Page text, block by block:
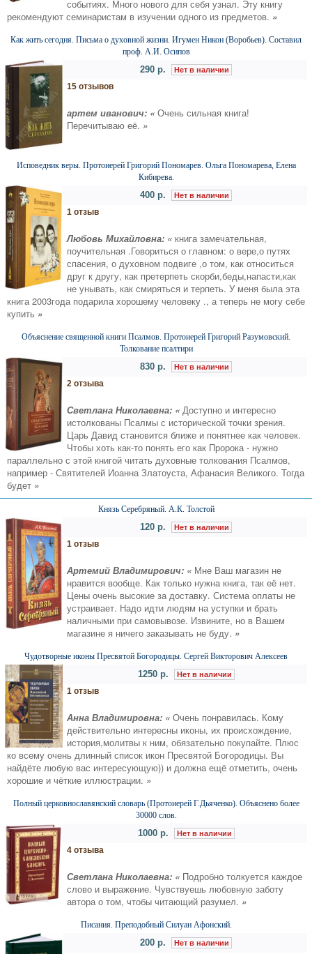
событиях. Много нового для себя узнал. Эту книгу
рекомендуют семинаристам в изучении одного из предметов. »
Как жить сегодня. Письма о духовной жизни. Игумен Никон (Воробьев). Составил
проф. А.И. Осипов
290 р. Нет в наличии
15 отзывов
артем иванович: « Очень сильная книга!
Перечитываю её. »
Исповедник веры. Протоиерей Григорий Пономарев. Ольга Пономарева, Елена
Кибирева.
400 р. Нет в наличии
1 отзыв
Любовь Михайловна: « книга замечательная,
поучительная .Говориться о главном: о вере,о путях
спасения, о духовном подвиге ,о том, как относиться
друг к другу, как претерпеть скорби,беды,напасти,как
не унывать, как смиряться и терпеть. У меня была эта
книга 2003года подарила хорошему человеку ., а теперь не могу себе
купить »
Объяснение священной книги Псалмов. Протоиерей Григорий Разумовский.
Толкование псалтири
830 р. Нет в наличии
2 отзыва
Светлана Николаевна: « Доступно и интересно
истолкованы Псалмы с исторической точки зрения.
Царь Давид становится ближе и понятнее как человек.
Чтобы хоть как-то понять его как Пророка - нужно
параллельно с этой книгой читать духовные толкования Псалмов,
например - Святителей Иоанна Златоуста, Афанасия Великого. Тогда
будет »
Князь Серебряный. А.К. Толстой
120 р. Нет в наличии
1 отзыв
Артемий Владимирович: « Мне Ваш магазин не
нравится вообще. Как только нужна книга, так её нет.
Цены очень высокие за доставку. Система оплаты не
устраивает. Надо идти людям на уступки и брать
наличными при самовывозе. Извините, но в Вашем
магазине я ничего заказывать не буду. »
Чудотворные иконы Пресвятой Богородицы. Сергей Викторович Алексеев
1250 р. Нет в наличии
1 отзыв
Анна Владимировна: « Очень понравилась. Кому
действительно интересны иконы, их происхождение,
история,молитвы к ним, обязательно покупайте. Плюс
ко всему очень длинный список икон Пресвятой Богородицы. Вы
найдёте любую вас интересующую)) и должна ещё отметить, очень
хорошие и чёткие иллюстрации. »
Полный церковнославянский словарь (Протоиерей Г.Дьяченко). Объяснено более
30000 слов.
1000 р. Нет в наличии
4 отзыва
Светлана Николаевна: « Подробно толкуется каждое
слово и выражение. Чувствуешь любовную заботу
автора о том, чтобы читающий разумел. »
Писания. Преподобный Силуан Афонский.
200 р. Нет в наличии